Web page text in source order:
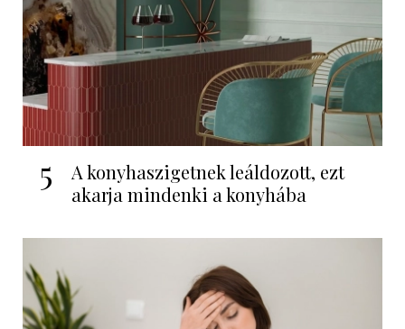
5
A konyhaszigetnek leáldozott, ezt
akarja mindenki a konyhába